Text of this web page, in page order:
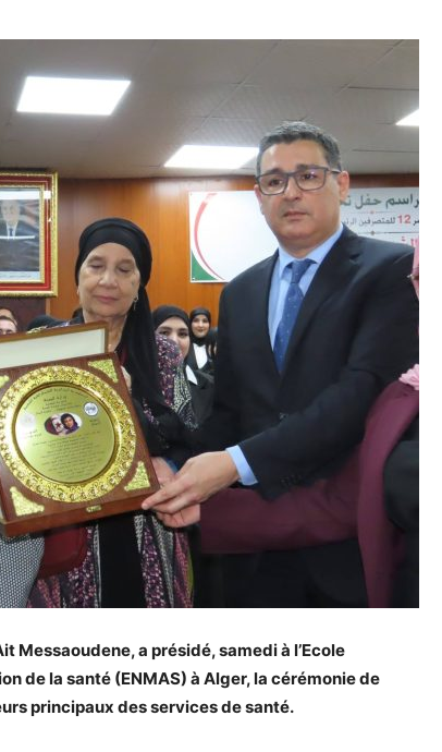
Messaoudene, a présidé, samedi à l’Ecole
de la santé (ENMAS) à Alger, la cérémonie de
principaux des services de santé.